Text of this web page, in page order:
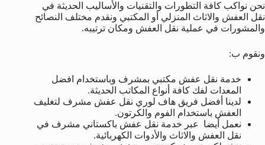
نحن نواكب كافة التطورات والتقنيات والأساليب الحديثة في
نقل العفش والاثاث المنزلي أو المكتبي ونقدم مختلف النصائح
والمشورات في عملية نقل العفش ومكان ترتيبه.
ونقوم ب:
خدمة نقل عفش مكتبي بمشرف وباستخدام افضل
المعدات لفك كافة أنواع المكاتب الحديثة.
لدينا أفضل فريق هاف لوري نقل عفش مشرف لتغليف
العفش باستخدام الفوم والكرتون.
نعمل أيضا عبر خدمة نقل عفش باكستاني مشرف في
نقل العفش والاثاث والأدوات الكهربائية.